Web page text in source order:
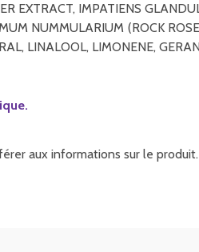
EXTRACT, IMPATIENS
NUMMULARIUM (ROCK
LINALOOL, LIMONENE,
aux informations sur le